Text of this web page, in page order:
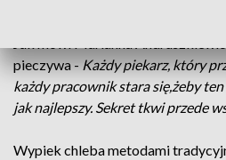
pieczywa -Każdy piekarz, który
każdy pracownik stara się,żeby
jak najlepszy. Sekret tkwi przede
Wypiek chleba metodami